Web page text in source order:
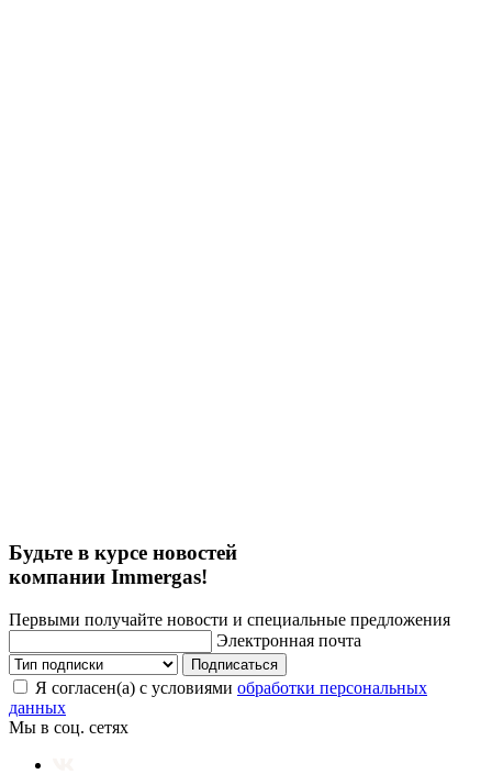
Будьте в курсе новостей
компании Immergas!
Первыми получайте новости и специальные предложения
Электронная почта
Подписаться
Я согласен(а) с условиями обработки персональных
данных
Мы в соц. сетях